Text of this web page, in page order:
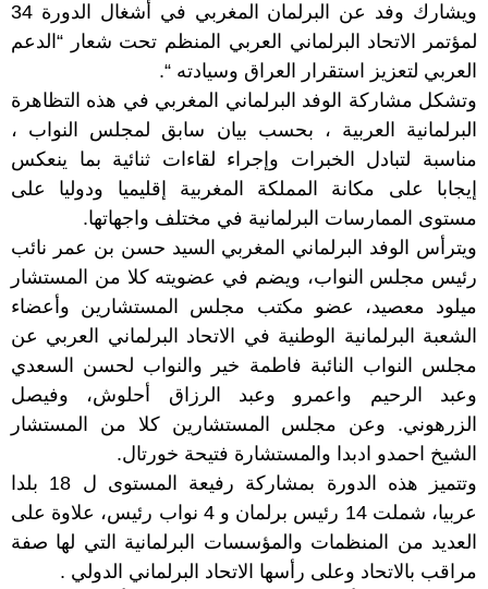
ويشارك وفد عن البرلمان المغربي في أشغال الدورة 34
لمؤتمر الاتحاد البرلماني العربي المنظم تحت شعار “الدعم
العربي لتعزيز استقرار العراق وسيادته “.
وتشكل مشاركة الوفد البرلماني المغربي في هذه التظاهرة
البرلمانية العربية ، بحسب بيان سابق لمجلس النواب ،
مناسبة لتبادل الخبرات وإجراء لقاءات ثنائية بما ينعكس
إيجابا على مكانة المملكة المغربية إقليميا ودوليا على
مستوى الممارسات البرلمانية في مختلف واجهاتها.
ويترأس الوفد البرلماني المغربي السيد حسن بن عمر نائب
رئيس مجلس النواب، ويضم في عضويته كلا من المستشار
ميلود معصيد، عضو مكتب مجلس المستشارين وأعضاء
الشعبة البرلمانية الوطنية في الاتحاد البرلماني العربي عن
مجلس النواب النائبة فاطمة خير والنواب لحسن السعدي
وعبد الرحيم واعمرو وعبد الرزاق أحلوش، وفيصل
الزرهوني. وعن مجلس المستشارين كلا من المستشار
الشيخ احمدو ادبدا والمستشارة فتيحة خورتال.
وتتميز هذه الدورة بمشاركة رفيعة المستوى ل 18 بلدا
عربيا، شملت 14 رئيس برلمان و 4 نواب رئيس، علاوة على
العديد من المنظمات والمؤسسات البرلمانية التي لها صفة
مراقب بالاتحاد وعلى رأسها الاتحاد البرلماني الدولي .